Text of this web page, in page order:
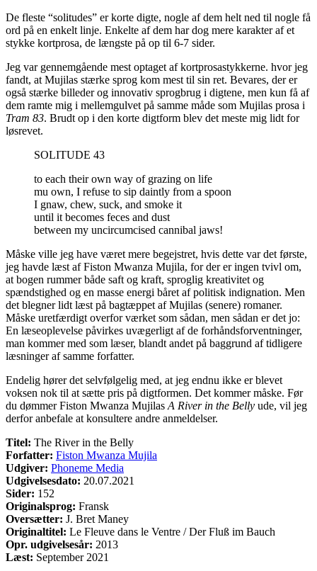
De fleste “solitudes” er korte digte, nogle af dem helt ned til nogle få
ord på en enkelt linje. Enkelte af dem har dog mere karakter af et
stykke kortprosa, de længste på op til 6-7 sider.
Jeg var gennemgående mest optaget af kortprosastykkerne. hvor jeg
fandt, at Mujilas stærke sprog kom mest til sin ret. Bevares, der er
også stærke billeder og innovativ sprogbrug i digtene, men kun få af
dem ramte mig i mellemgulvet på samme måde som Mujilas prosa i
Tram 83. Brudt op i den korte digtform blev det meste mig lidt for
løsrevet.
SOLITUDE 43
to each their own way of grazing on life
mu own, I refuse to sip daintly from a spoon
I gnaw, chew, suck, and smoke it
until it becomes feces and dust
between my uncircumcised cannibal jaws!
Måske ville jeg have været mere begejstret, hvis dette var det første,
jeg havde læst af Fiston Mwanza Mujila, for der er ingen tvivl om,
at bogen rummer både saft og kraft, sproglig kreativitet og
spændstighed og en masse energi båret af politisk indignation. Men
det blegner lidt læst på bagtæppet af Mujilas (senere) romaner.
Måske uretfærdigt overfor værket som sådan, men sådan er det jo:
En læseoplevelse påvirkes uvægerligt af de forhåndsforventninger,
man kommer med som læser, blandt andet på baggrund af tidligere
læsninger af samme forfatter.
Endelig hører det selvfølgelig med, at jeg endnu ikke er blevet
voksen nok til at sætte pris på digtformen. Det kommer måske. Før
du dømmer Fiston Mwanza Mujilas A River in the Belly ude, vil jeg
derfor anbefale at konsultere andre anmeldelser.
Titel: The River in the Belly
Forfatter: Fiston Mwanza Mujila
Udgiver: Phoneme Media
Udgivelsesdato: 20.07.2021
Sider: 152
Originalsprog: Fransk
Oversætter: J. Bret Maney
Originaltitel: Le Fleuve dans le Ventre / Der Fluß im Bauch
Opr. udgivelsesår: 2013
Læst: September 2021